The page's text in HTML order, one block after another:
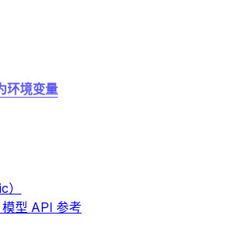
环境变量
型 API 参考